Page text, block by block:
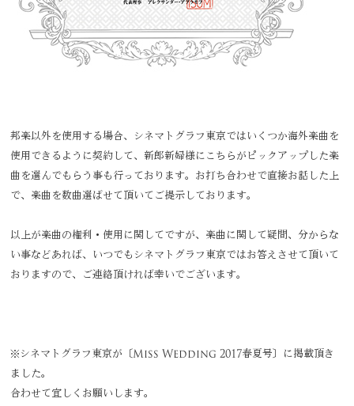
邦楽以外を使用する場合、シネマトグラフ東京ではいくつか海外楽曲を
使用できるように契約して、新郎新婦様にこちらがピックアップした楽
曲を選んでもらう事も行っております。お打ち合わせで直接お話した上
で、楽曲を数曲選ばせて頂いてご提示しております。
以上が楽曲の権利・使用に関してですが、楽曲に関して疑問、分からな
い事などあれば、いつでもシネマトグラフ東京ではお答えさせて頂いて
おりますので、ご連絡頂ければ幸いでございます。
※シネマトグラフ東京が〔Miss Wedding 2017春夏号〕に掲載頂き
ました。
合わせて宜しくお願いします。